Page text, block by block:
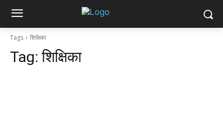
Tags शिक्षिका
Tag:शिक्षिका